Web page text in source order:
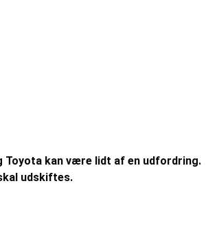
Toyota kan være lidt af en udfordring.
udskiftes.